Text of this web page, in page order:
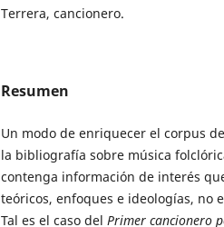
Terrera, cancionero.
Resumen
Un modo de enriquecer el corpus
la bibliografía sobre música
contenga información de interés
teóricos, enfoques e ideologías, no
Tal es el caso del Primer cancionero